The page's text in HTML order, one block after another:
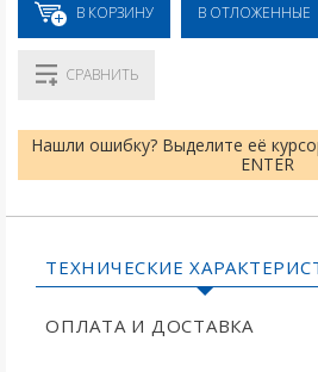
В КОРЗИНУ В ОТЛОЖЕННЫЕ
СРАВНИТЬ
Нашли ошибку? Выделите её
ENTER
ТЕХНИЧЕСКИЕ
ОПЛАТА И ДОСТАВКА